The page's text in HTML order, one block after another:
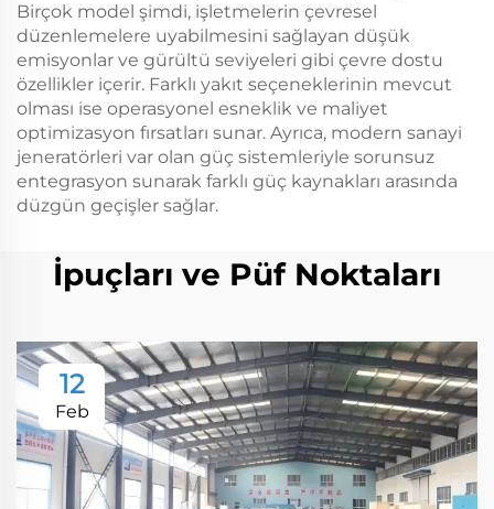
Birçok model şimdi, işletmelerin çevresel
düzenlemelere uyabilmesini sağlayan düşük
emisyonlar ve gürültü seviyeleri gibi çevre dostu
özellikler içerir. Farklı yakıt seçeneklerinin mevcut
olması ise operasyonel esneklik ve maliyet
optimizasyon fırsatları sunar. Ayrıca, modern sanayi
jeneratörleri var olan güç sistemleriyle sorunsuz
entegrasyon sunarak farklı güç kaynakları arasında
düzgün geçişler sağlar.
İpuçları ve Püf Noktaları
12
Feb